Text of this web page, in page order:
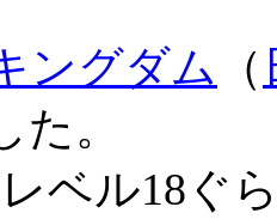
ングダム （
。
ベル18ぐ